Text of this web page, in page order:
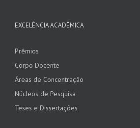
EXCELÊNCIA ACADÊMICA
Prêmios
Corpo Docente
Áreas de Concentração
Núcleos de Pesquisa
Teses e Dissertações